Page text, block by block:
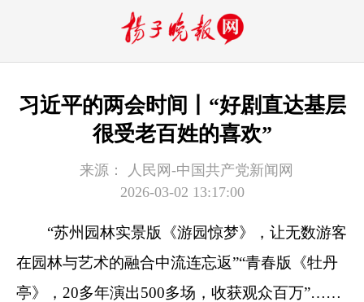
习近平的两会时间丨“好剧直达基层
很受老百姓的喜欢”
来源：
人民网-中国共产党新闻网
2026-03-02 13:17:00
“苏州园林实景版《游园惊梦》，让无数游客
在园林与艺术的融合中流连忘返”“青春版《牡丹
亭》，20多年演出500多场，收获观众百万”……